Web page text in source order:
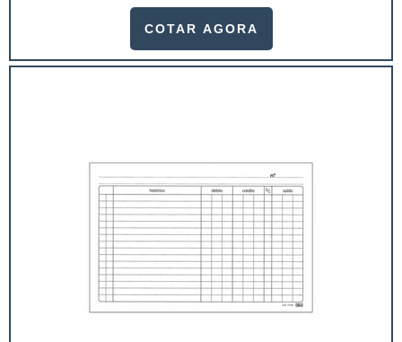
produto.A busca por empresas sérias para adquirir esse
podem assegurar aos clientes características pontuais
COTAR AGORA